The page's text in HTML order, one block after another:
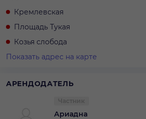
Кремлевская
Площадь Тукая
Козья слобода
Показать адрес на карте
АРЕНДОДАТЕЛЬ
Ариадна